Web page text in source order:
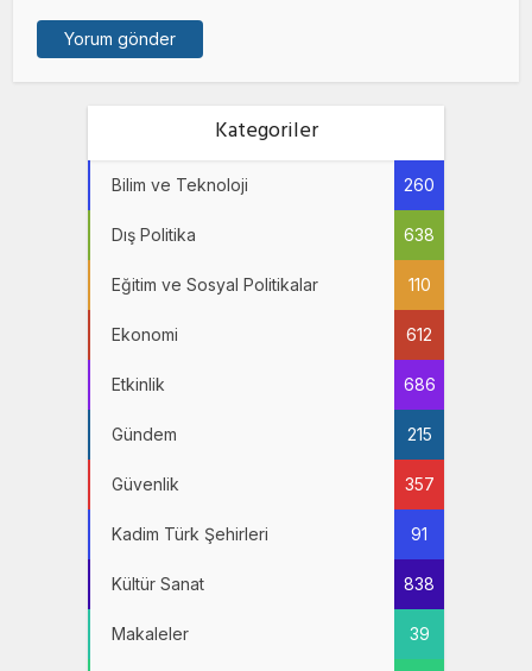
Kategoriler
Bilim ve Teknoloji 260
Dış Politika 638
Eğitim ve Sosyal Politikalar 110
Ekonomi 612
Etkinlik 686
Gündem 215
Güvenlik 357
Kadim Türk Şehirleri 91
Kültür Sanat 838
Makaleler 39